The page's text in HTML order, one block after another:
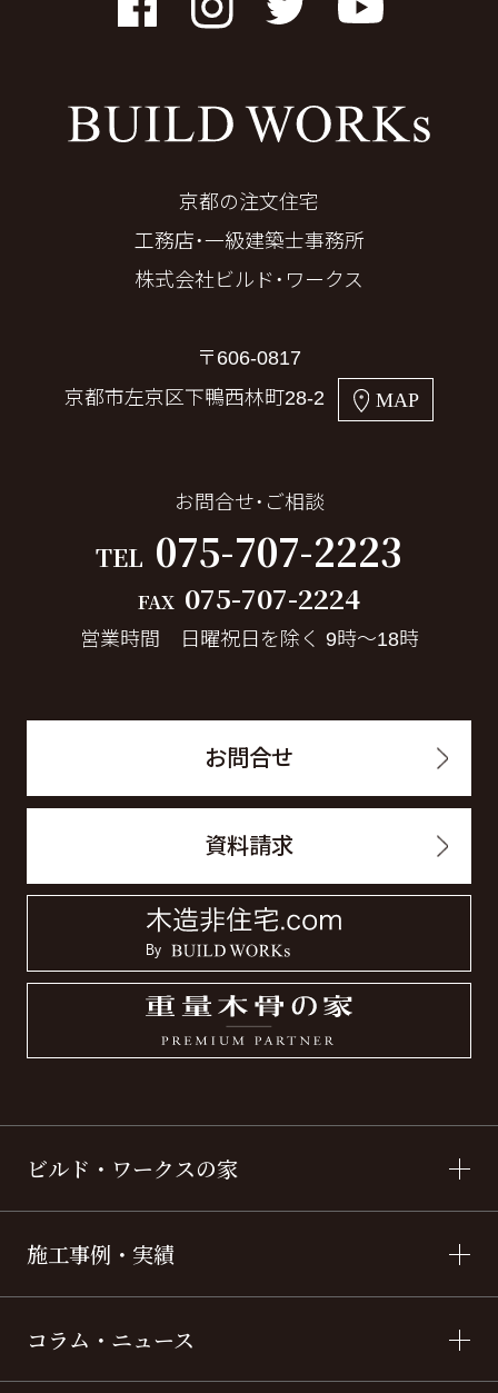
FacebookInstagramTwitter YouTube
京都の注文住宅
工務店・一級建築士事務所
株式会社ビルド・ワークス
〒606-0817
京都市左京区下鴨西林町28-2
MAP
お問合せ・ご相談
TEL 075-707-2223
FAX 075-707-2224
営業時間 日曜祝日を除く 9時～18時
お問合せ
資料請求
ビルド・ワークスの家
施工事例・実績
コラム・ニュース